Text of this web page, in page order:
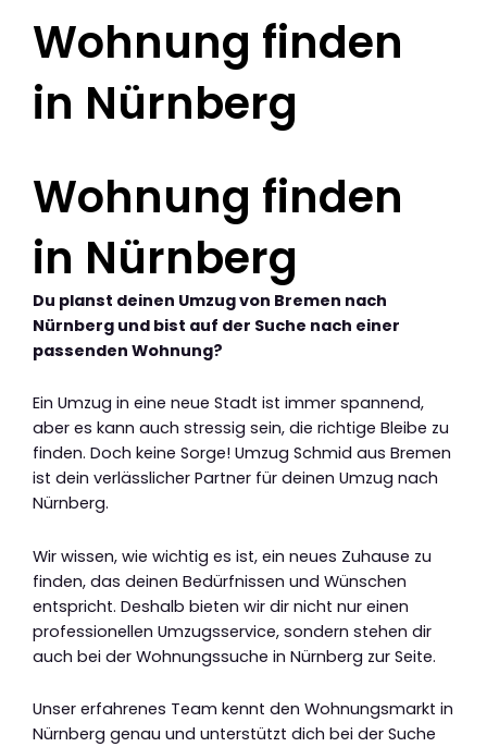
Wohnung finden
in Nürnberg
Wohnung finden
in Nürnberg
Du planst deinen Umzug von Bremen nach
Nürnberg und bist auf der Suche nach einer
passenden Wohnung?
Ein Umzug in eine neue Stadt ist immer spannend,
aber es kann auch stressig sein, die richtige Bleibe zu
finden. Doch keine Sorge! Umzug Schmid aus Bremen
ist dein verlässlicher Partner für deinen Umzug nach
Nürnberg.
Wir wissen, wie wichtig es ist, ein neues Zuhause zu
finden, das deinen Bedürfnissen und Wünschen
entspricht. Deshalb bieten wir dir nicht nur einen
professionellen Umzugsservice, sondern stehen dir
auch bei der Wohnungssuche in Nürnberg zur Seite.
Unser erfahrenes Team kennt den Wohnungsmarkt in
Nürnberg genau und unterstützt dich bei der Suche